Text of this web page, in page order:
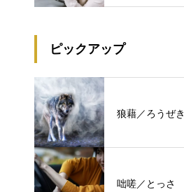
ピックアップ
狼藉／ろうぜき
咄嗟／とっさ